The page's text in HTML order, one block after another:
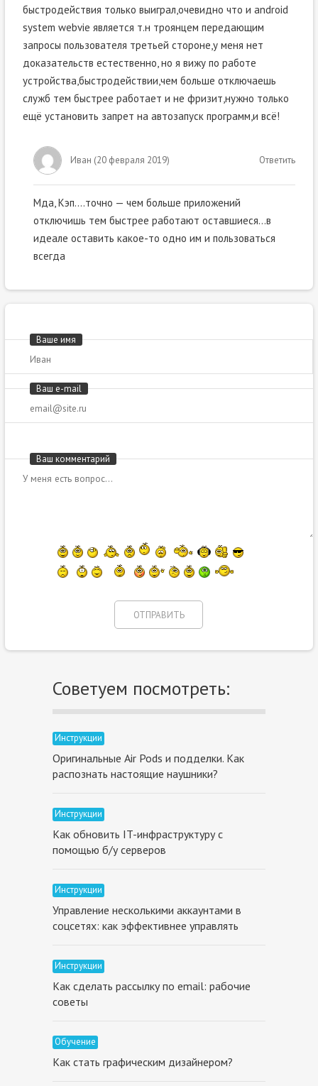
быстродействия только выиграл,очевидно что и android
system webvie является т.н троянцем передающим
запросы пользователя третьей стороне,у меня нет
доказательств естественно, но я вижу по работе
устройства,быстродействии,чем больше отключаешь
служб тем быстрее работает и не фризит,нужно только
ещё установить запрет на автозапуск программ,и всё!
Иван (20 февраля 2019) Ответить
Мда, Кэп….точно — чем больше приложений
отключишь тем быстрее работают оставшиеся…в
идеале оставить какое-то одно им и пользоваться
всегда
Ваше имя
Ваш e-mail
Ваш комментарий
Советуем посмотреть:
Инструкции
Оригинальные Air Pods и подделки. Как
распознать настоящие наушники?
Инструкции
Как обновить IT-инфраструктуру с
помощью б/у серверов
Инструкции
Управление несколькими аккаунтами в
соцсетях: как эффективнее управлять
Инструкции
Как сделать рассылку по email: рабочие
советы
Обучение
Как стать графическим дизайнером?